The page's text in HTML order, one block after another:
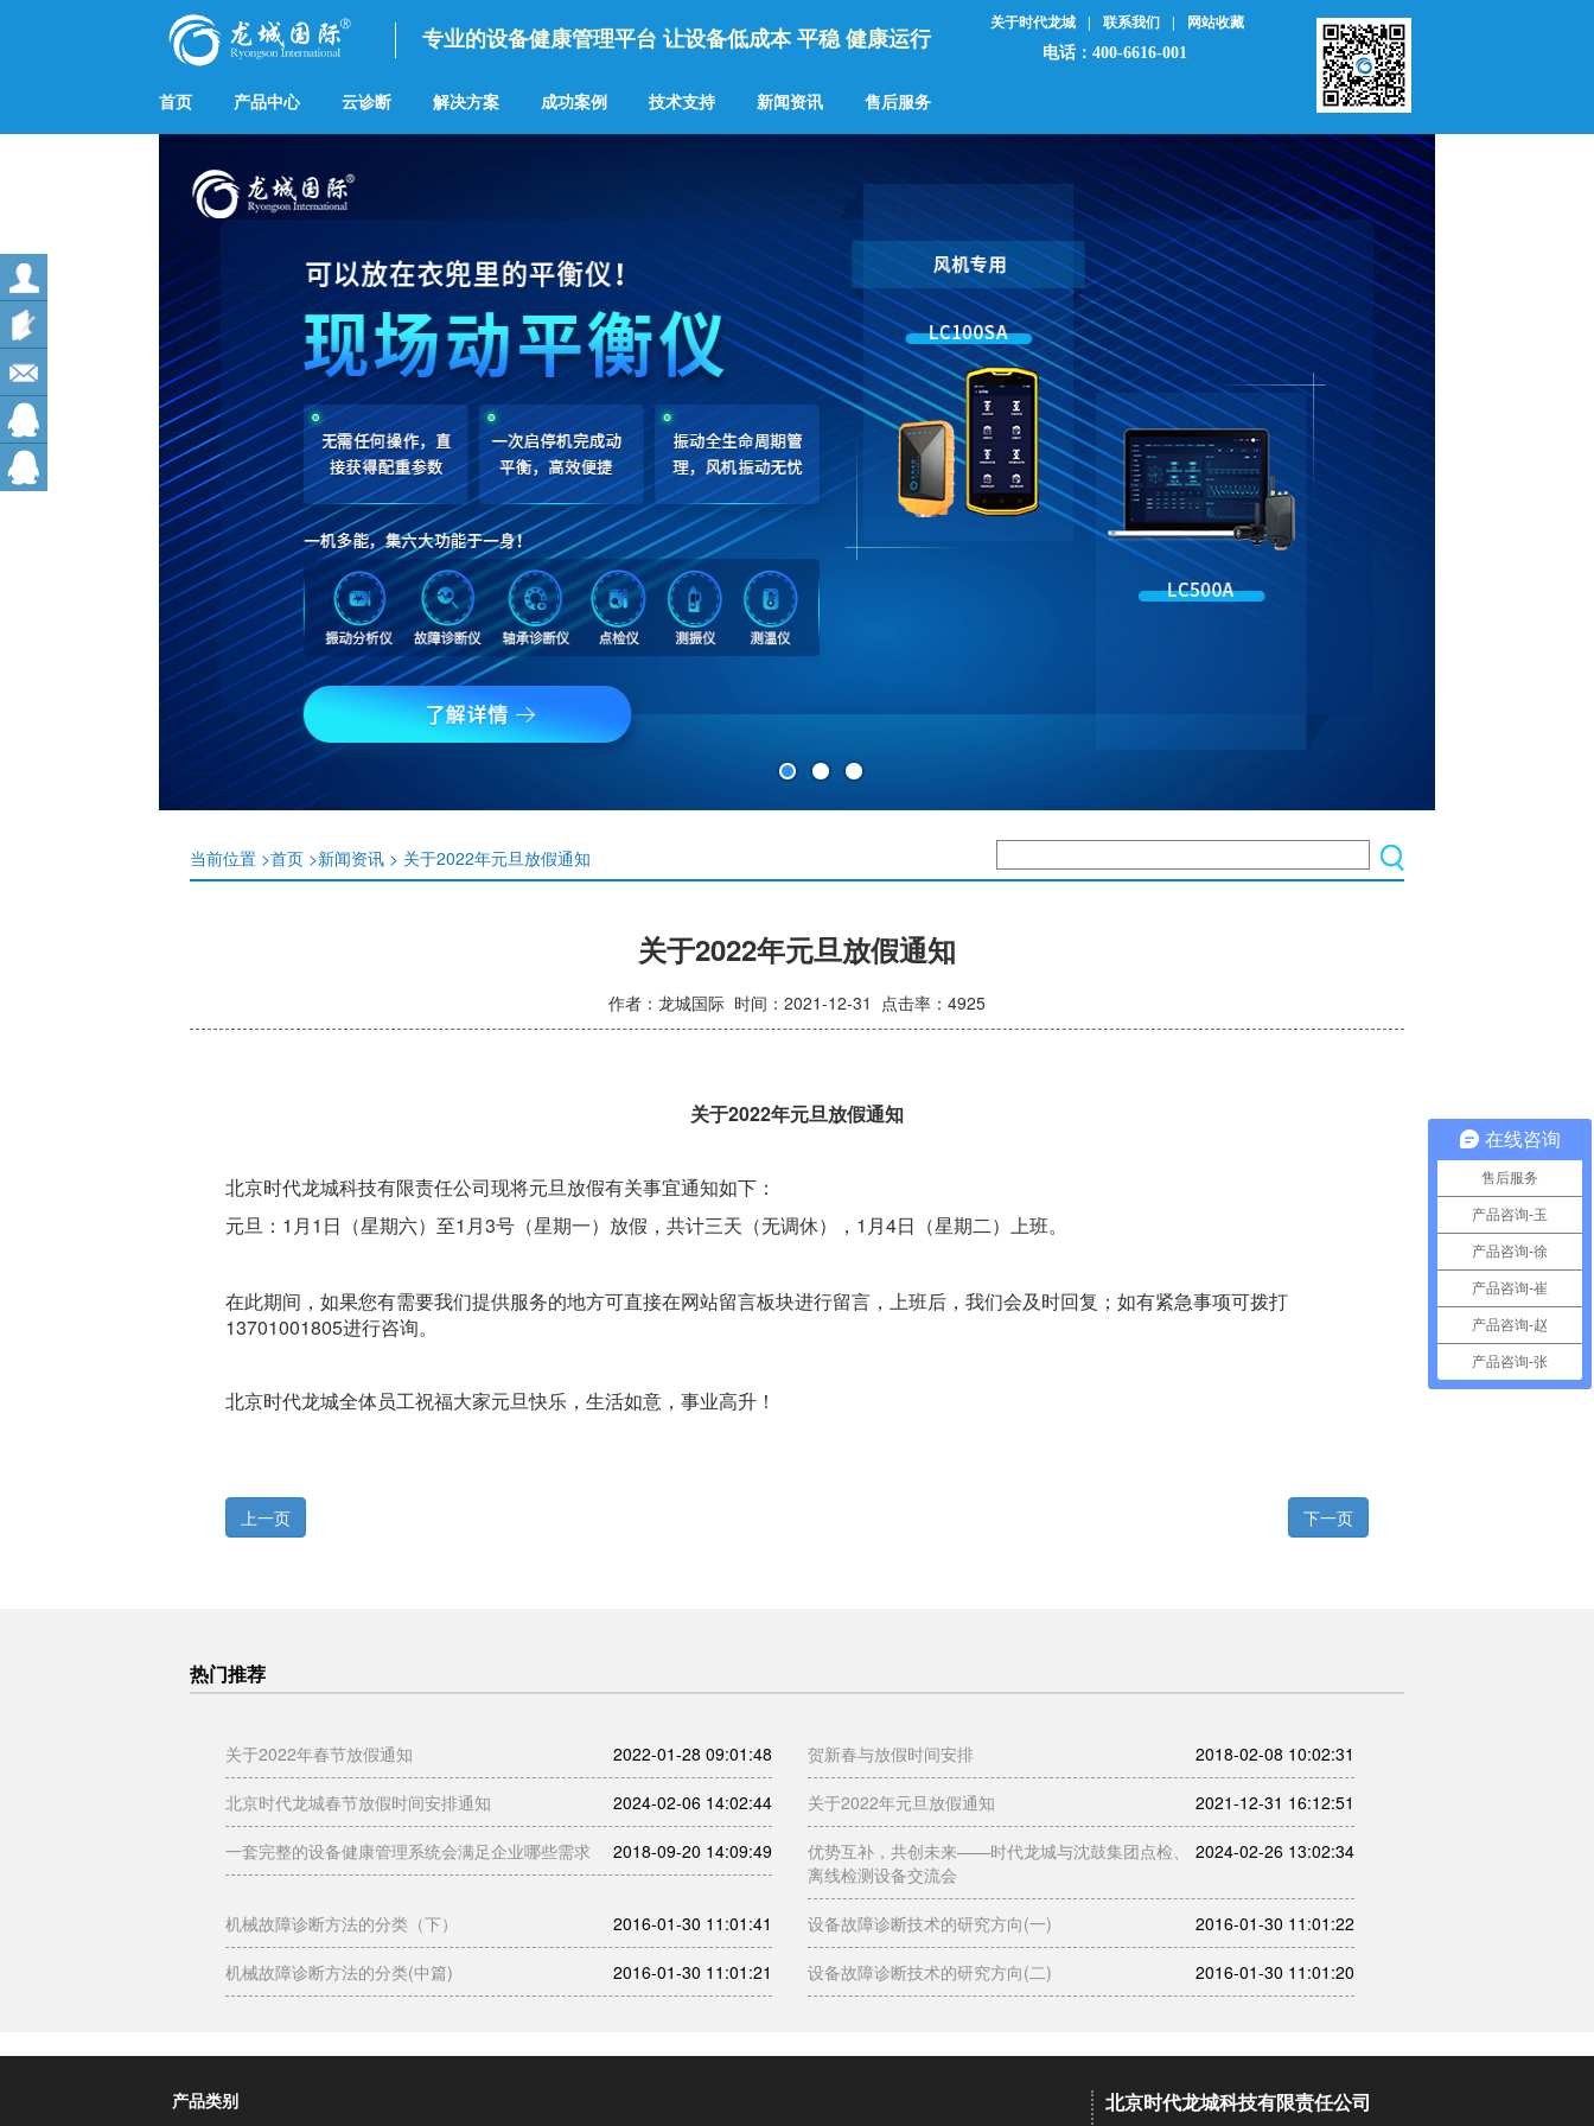
关于时代龙城 联系我们 网站收藏
电话：400-6616-001
专业的设备健康管理平台 让设备低成本 平稳 健康运行
首页 产品中心 云诊断 解决方案 成功案例 技术支持 新闻资讯 售后服务
当前位置 >首页 >新闻资讯 > 关于2022年元旦放假通知
关于2022年元旦放假通知
作者：龙城国际 时间：2021-12-31 点击率：4925
关于2022年元旦放假通知
北京时代龙城科技有限责任公司现将元旦放假有关事宜通知如下：
元旦：1月1日（星期六）至1月3号（星期一）放假，共计三天（无调休），1月4日（星期二）上班。
在此期间，如果您有需要我们提供服务的地方可直接在网站留言板块进行留言，上班后，我们会及时回复；如有紧急事项可拨打
13701001805进行咨询。
北京时代龙城全体员工祝福大家元旦快乐，生活如意，事业高升！
上一页 下一页
热门推荐
2022-01-28 09:01:48
关于2022年春节放假通知 2018-02-08 10:02:31
贺新春与放假时间安排
2024-02-06 14:02:44
北京时代龙城春节放假时间安排通知 2021-12-31 16:12:51
关于2022年元旦放假通知
2018-09-20 14:09:49
一套完整的设备健康管理系统会满足企业哪些需求 2024-02-26 13:02:34
优势互补，共创未来——时代龙城与沈鼓集团点检、
离线检测设备交流会
2016-01-30 11:01:41
机械故障诊断方法的分类（下） 2016-01-30 11:01:22
设备故障诊断技术的研究方向(一)
2016-01-30 11:01:21
机械故障诊断方法的分类(中篇) 2016-01-30 11:01:20
设备故障诊断技术的研究方向(二)
北京时代龙城科技有限责任公司
产品类别
会员
登录
会员
注册
在线
留言
售后
在线咨询
售后服务
产品咨询-玉
产品咨询-徐
产品咨询-崔
产品咨询-赵
产品咨询-张